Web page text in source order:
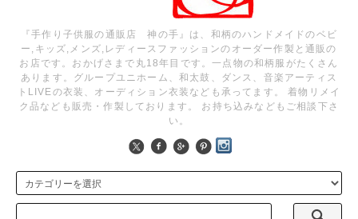
『手作り子供服の通販店 神の手』は、和柄のハンドメイドのベビ
ー,キッズ,メンズ,レディースファッションのオーダー作製と通販の
お店です。おかげさまで丸18年目です。一点物の和柄服がたくさん
あります。グループユニホーム、和太鼓、ダンス、音楽アーティス
トLIVEの衣装、オーディション衣装なども承ってます。 着物リメイ
ク品なども販売・作製しております。 お持ち込みなどもご相談下さ
い。